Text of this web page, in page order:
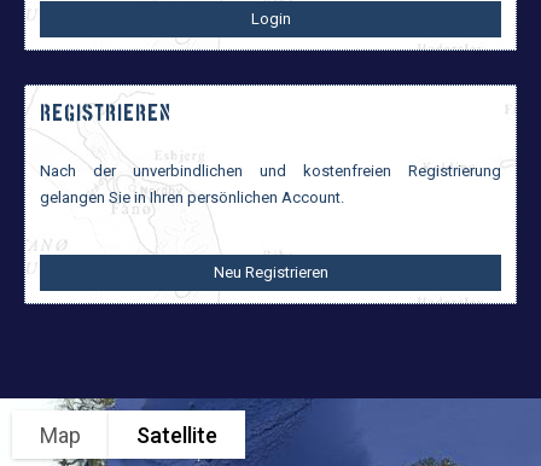
Login
REGISTRIEREN
Nach der unverbindlichen und kostenfreien Registrierung
gelangen Sie in Ihren persönlichen Account.
Neu Registrieren
Map Satellite